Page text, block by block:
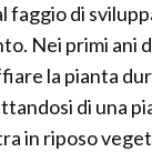
faggio di
Nei primi ani
la pianta
di una
in riposo